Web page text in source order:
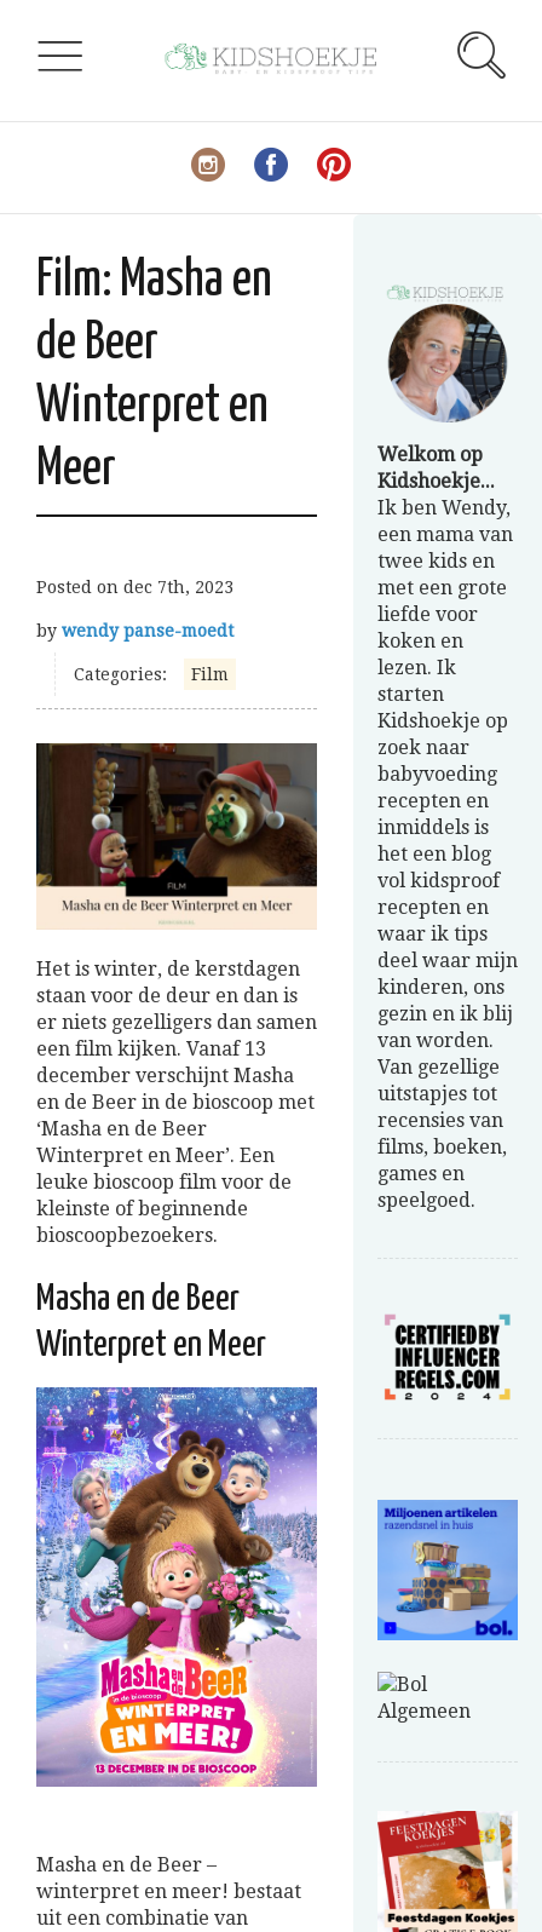
Film: Masha en
de Beer
Winterpret en
Meer
Posted on dec 7th, 2023
by wendy panse-moedt
Categories: Film
Het is winter, de kerstdagen
staan voor de deur en dan is
er niets gezelligers dan samen
een film kijken. Vanaf 13
december verschijnt Masha
en de Beer in de bioscoop met
‘Masha en de Beer
Winterpret en Meer’. Een
leuke bioscoop film voor de
kleinste of beginnende
bioscoopbezoekers.
Masha en de Beer
Winterpret en Meer
Masha en de Beer –
winterpret en meer! bestaat
uit een combinatie van
Welkom op
Kidshoekje...
Ik ben Wendy,
een mama van
twee kids en
met een grote
liefde voor
koken en
lezen. Ik
starten
Kidshoekje op
zoek naar
babyvoeding
recepten en
inmiddels is
het een blog
vol kidsproof
recepten en
waar ik tips
deel waar mijn
kinderen, ons
gezin en ik blij
van worden.
Van gezellige
uitstapjes tot
recensies van
films, boeken,
games en
speelgoed.